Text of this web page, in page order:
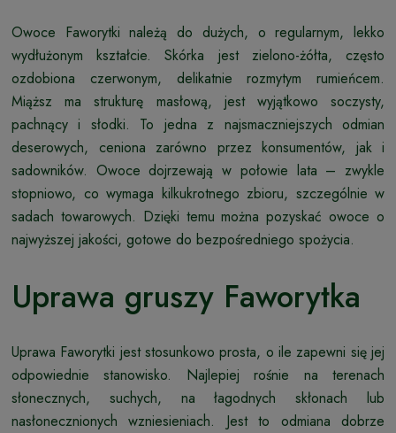
Owoce Faworytki należą do dużych, o regularnym, lekko
wydłużonym kształcie. Skórka jest zielono-żółta, często
ozdobiona czerwonym, delikatnie rozmytym rumieńcem.
Miąższ ma strukturę masłową, jest wyjątkowo soczysty,
pachnący i słodki. To jedna z najsmaczniejszych odmian
deserowych, ceniona zarówno przez konsumentów, jak i
sadowników. Owoce dojrzewają w połowie lata – zwykle
stopniowo, co wymaga kilkukrotnego zbioru, szczególnie w
sadach towarowych. Dzięki temu można pozyskać owoce o
najwyższej jakości, gotowe do bezpośredniego spożycia.
Uprawa gruszy Faworytka
Uprawa Faworytki jest stosunkowo prosta, o ile zapewni się jej
odpowiednie stanowisko. Najlepiej rośnie na terenach
słonecznych, suchych, na łagodnych skłonach lub
nasłonecznionych wzniesieniach. Jest to odmiana dobrze